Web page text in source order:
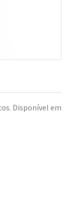
Disponível em